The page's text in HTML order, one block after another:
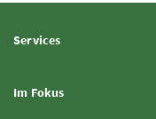
ServicesInhalt aufklappen
Im FokusInhalt aufklappen